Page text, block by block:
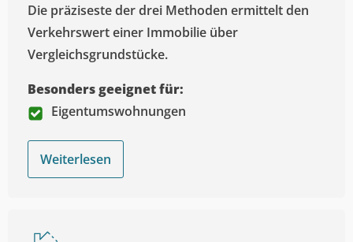
Die präziseste der drei Methoden ermittelt den
Verkehrswert einer Immobilie über
Vergleichsgrundstücke.
Besonders geeignet für:
Eigentumswohnungen
Weiterlesen